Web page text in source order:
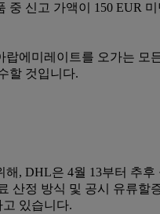
신고 가액이 150 EUR
에미레이트를 오가는 모
할 것입니다.
, DHL은 4월 13부터 추
산정 방식 및 공시 유류
있습니다.